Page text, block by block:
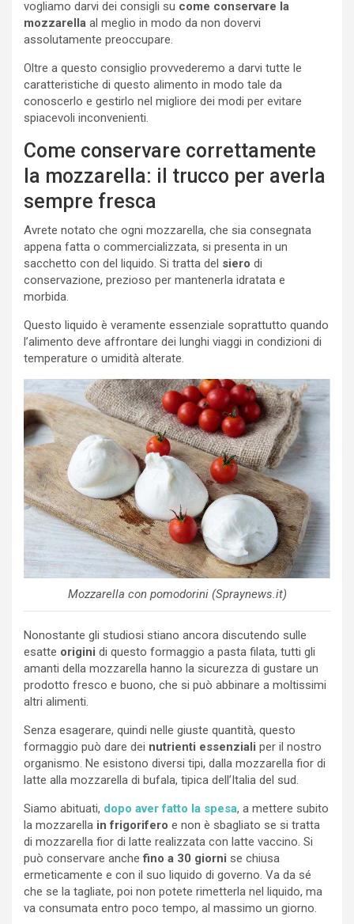
vogliamo darvi dei consigli su come conservare la
mozzarella al meglio in modo da non dovervi
assolutamente preoccupare.
Oltre a questo consiglio provvederemo a darvi tutte le
caratteristiche di questo alimento in modo tale da
conoscerlo e gestirlo nel migliore dei modi per evitare
spiacevoli inconvenienti.
Come conservare correttamente
la mozzarella: il trucco per averla
sempre fresca
Avrete notato che ogni mozzarella, che sia consegnata
appena fatta o commercializzata, si presenta in un
sacchetto con del liquido. Si tratta del siero di
conservazione, prezioso per mantenerla idratata e
morbida.
Questo liquido è veramente essenziale soprattutto quando
l’alimento deve affrontare dei lunghi viaggi in condizioni di
temperature o umidità alterate.
Mozzarella con pomodorini (Spraynews.it)
Nonostante gli studiosi stiano ancora discutendo sulle
esatte origini di questo formaggio a pasta filata, tutti gli
amanti della mozzarella hanno la sicurezza di gustare un
prodotto fresco e buono, che si può abbinare a moltissimi
altri alimenti.
Senza esagerare, quindi nelle giuste quantità, questo
formaggio può dare dei nutrienti essenziali per il nostro
organismo. Ne esistono diversi tipi, dalla mozzarella fior di
latte alla mozzarella di bufala, tipica dell’Italia del sud.
Siamo abituati, dopo aver fatto la spesa, a mettere subito
la mozzarella in frigorifero e non è sbagliato se si tratta
di mozzarella fior di latte realizzata con latte vaccino. Si
può conservare anchefino a 30 giorni se chiusa
ermeticamente e con il suo liquido di governo. Va da sé
che se la tagliate, poi non potete rimetterla nel liquido, ma
va consumata entro poco tempo, al massimo un giorno.